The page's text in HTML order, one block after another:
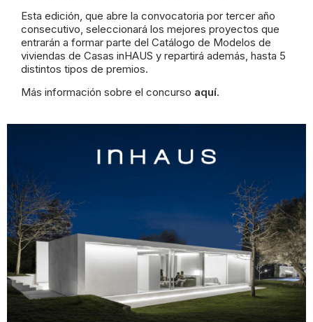
Esta edición, que abre la convocatoria por tercer año
consecutivo, seleccionará los mejores proyectos que
entrarán a formar parte del Catálogo de Modelos de
viviendas de Casas inHAUS y repartirá además, hasta 5
distintos tipos de premios.
Más información sobre el concurso aquí.